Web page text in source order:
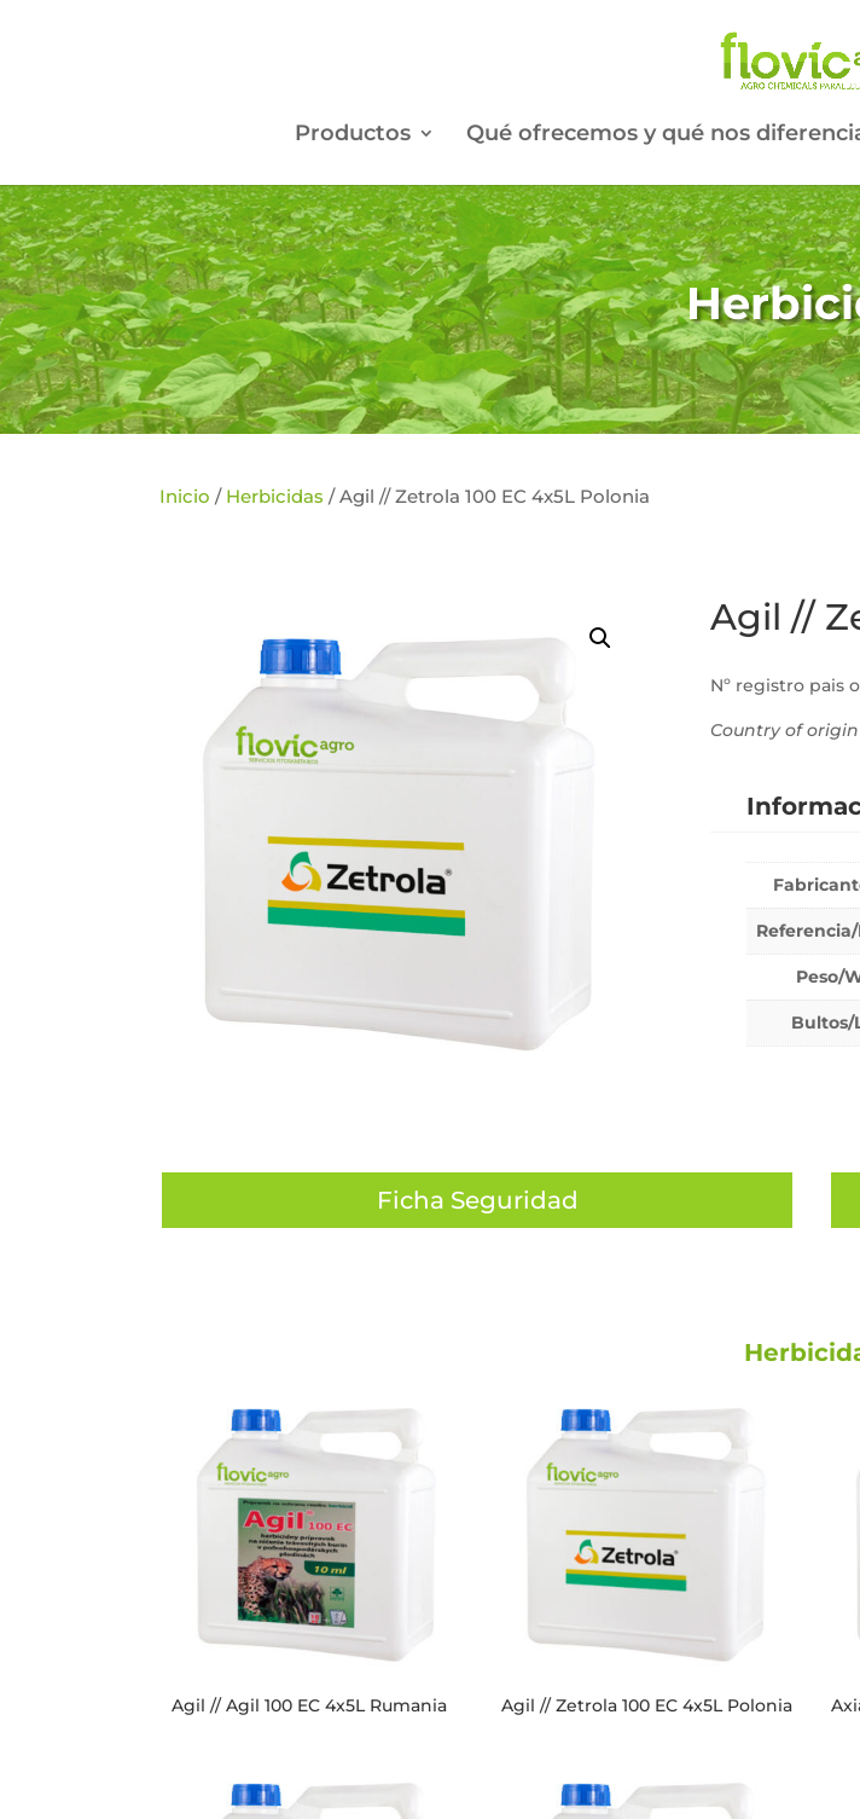
Productos Qué ofrecemos y qué nos
Inicio / Herbicidas / Agil // Zetrola 100 EC 4x5L Polonia
Agil //
Nº registro pais
Country of
Peso/
Bultos/
Ficha Seguridad
Agil // Agil 100 EC 4x5L Rumania Agil // Zetrola 100 EC 4x5L Polonia